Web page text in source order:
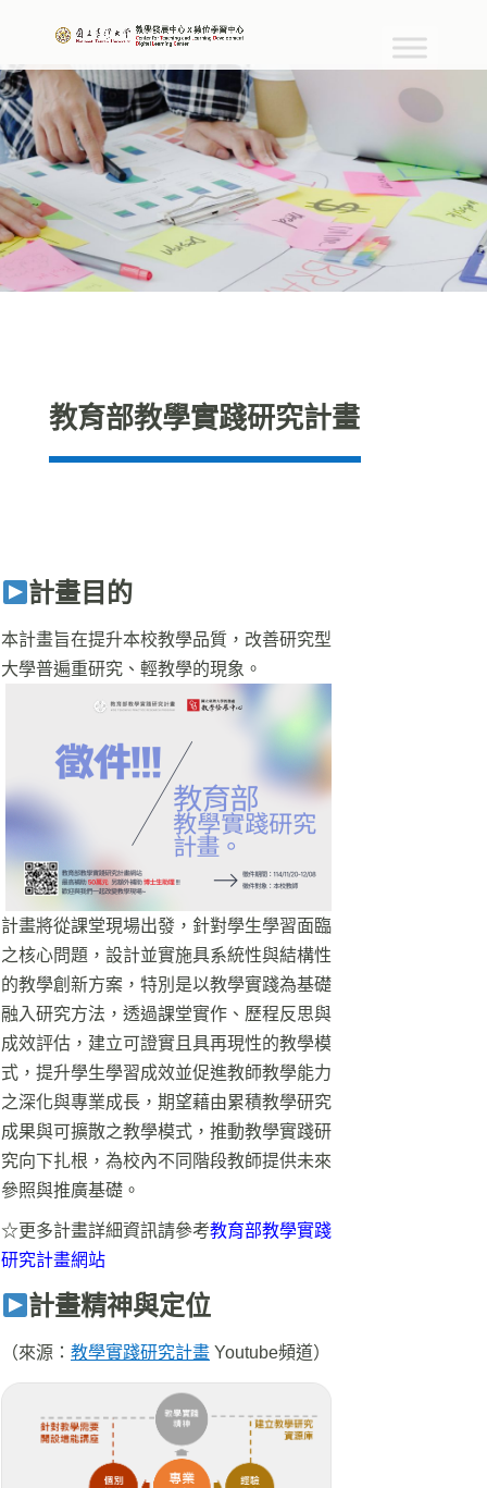
教育部教學實踐研究計畫
計畫目的
本計畫旨在提升本校教學品質，改善研究型
大學普遍重研究、輕教學的現象。
計畫將從課堂現場出發，針對學生學習面臨
之核心問題，設計並實施具系統性與結構性
的教學創新方案，特別是以教學實踐為基礎
融入研究方法，透過課堂實作、歷程反思與
成效評估，建立可證實且具再現性的教學模
式，提升學生學習成效並促進教師教學能力
之深化與專業成長，期望藉由累積教學研究
成果與可擴散之教學模式，推動教學實踐研
究向下扎根，為校內不同階段教師提供未來
參照與推廣基礎。
☆更多計畫詳細資訊請參考教育部教學實踐
研究計畫網站
計畫精神與定位
（來源： 教學實踐研究計畫 Youtube頻道）